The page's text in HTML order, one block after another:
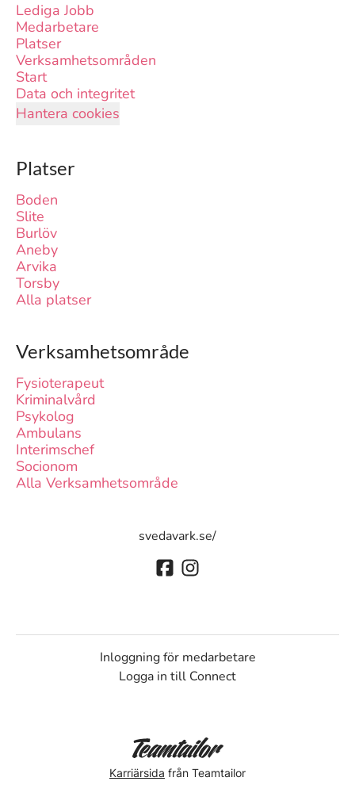
Lediga Jobb
Medarbetare
Platser
Verksamhetsområden
Start
Data och integritet
Hantera cookies
Platser
Boden
Slite
Burlöv
Aneby
Arvika
Torsby
Alla platser
Verksamhetsområde
Fysioterapeut
Kriminalvård
Psykolog
Ambulans
Interimschef
Socionom
Alla Verksamhetsområde
svedavark.se/
Inloggning för medarbetare
Logga in till Connect
Karriärsida från Teamtailor